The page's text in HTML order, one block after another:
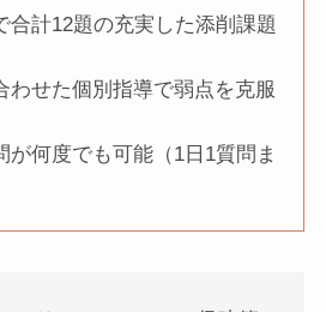
合計12題の充実した添削課題
わせた個別指導で弱点を克服
が何度でも可能（1日1質問ま